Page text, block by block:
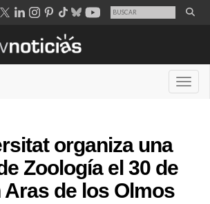
organiza una
Zoología el 30 de
Aras de los Olmos